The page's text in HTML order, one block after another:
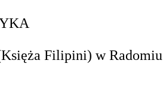
Filipini) w Radomiu